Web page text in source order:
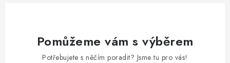
Pomůžeme vám s výběrem
Potřebujete s něčím poradit? Jsme tu pro vás!